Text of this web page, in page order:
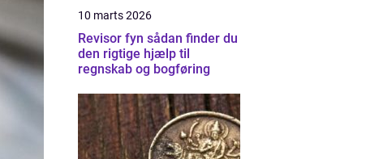
10 marts 2026
Revisor fyn sådan finder du
den rigtige hjælp til
regnskab og bogføring